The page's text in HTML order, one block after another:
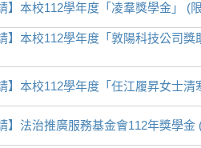
】本校112學年度「凌羣獎學金」 (
】本校112學年度「敦陽科技公司
】本校112學年度「任江履昇女士清
】法治推廣服務基金會112年獎學